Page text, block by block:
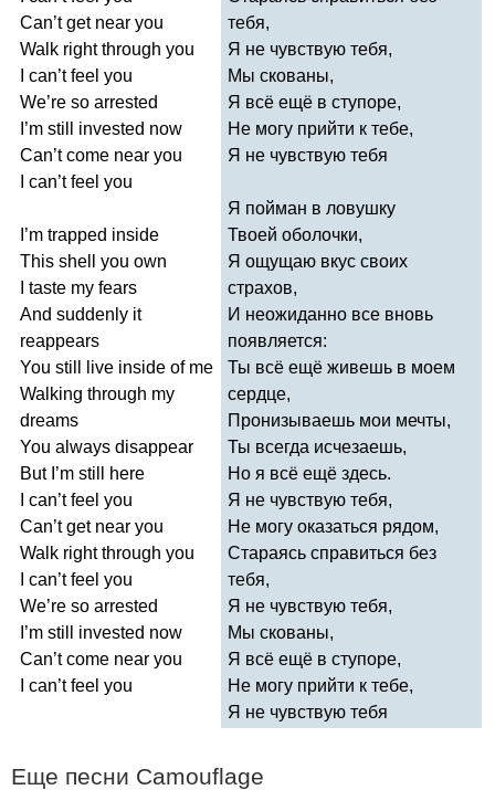
Can’t get near you
Walk right through you
can’t feel you
We’re so arrested
’m still invested now
Can’t come near you
can’t feel you
’m trapped inside
This shell you own
taste my fears
And suddenly it
reappears
You still live inside of me
Walking through my
dreams
You always disappear
But ’m still
here
can’t feel you
Can’t get near you
Walk right through you
can’t feel you
We’re so arrested
’m still invested now
Can’t come near you
can’t feel you
тебя,
Я не чувствую тебя,
Мы скованы,
Я всё ещё в ступоре,
Не могу прийти к тебе,
Я не чувствую тебя
Я пойман в ловушку
Твоей оболочки,
Я ощущаю вкус своих
страхов,
И неожиданно все вновь
появляется:
Ты всё ещё живешь в моем
сердце,
Пронизываешь мои мечты,
Ты всегда исчезаешь,
Но я всё ещё здесь.
Я не чувствую тебя,
Не могу оказаться рядом,
Стараясь справиться без
тебя,
Я не чувствую тебя,
Мы скованы,
Я всё ещё в ступоре,
Не могу прийти к тебе,
Я не чувствую тебя
Еще песни Camouflage